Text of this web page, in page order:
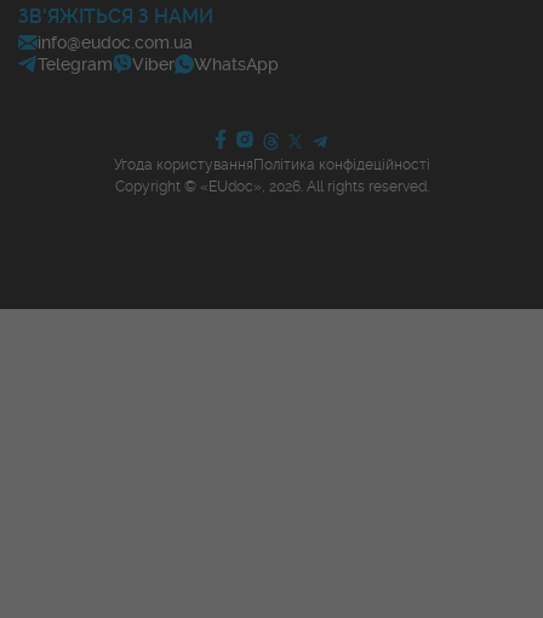
ЗВ'ЯЖІТЬСЯ З НАМИ
info@eudoc.com.ua
Telegram
Viber WhatsApp
Copyright © «EUdoc», 2026. All rights reserved.
Угода користування Політика конфідеційності